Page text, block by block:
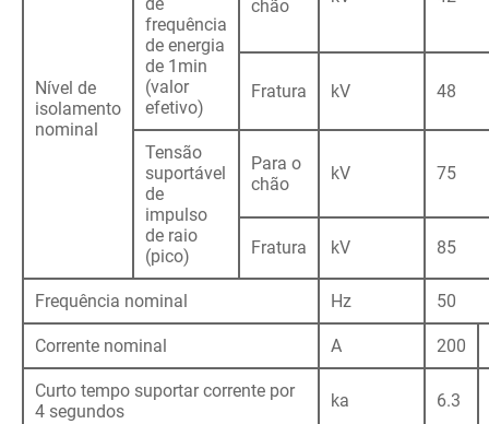
Nível de
isolamento
nominal
frequência
de energia
de 1min
(valor
efetivo)
chão
Fratura kV 48
Tensão
suportável
de
impulso
de raio
(pico)
Para o
chão
kV 75
Fratura kV 85
Frequência nominal Hz 50
Corrente nominal A 200
Curto tempo suportar corrente por
4 segundos
ka 6.3